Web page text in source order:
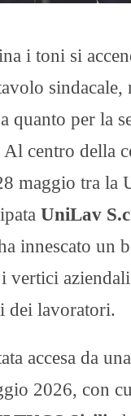
i toni si
sindacale,
quanto per la
centro della
maggio tra la
UniLav
innescato un
vertici
dei lavoratori.
accesa da
2026, con